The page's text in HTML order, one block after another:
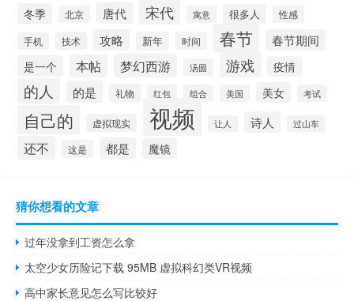
冬季 北京 唐代 宋代 寓意 很多人 性感
手机 技术 攻略 新年 时间 春节
春节期间
是一个
本帖 梦幻西游 汤圆 游戏 疫情
的人 的是 礼物 红包 组合 美国 美女 考试
自己的 虚拟现实 视频 让人 诗人 过山车
还不 这是 都是 魔镜
猜你想看的文章
过年没拿到工资怎么拿
太空少女历险记下载 95MB 虚拟科幻类VR视频
高中家长意见怎么写比较好